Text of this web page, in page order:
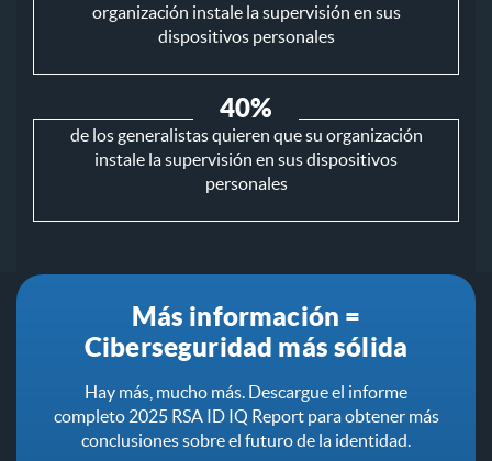
organización instale la supervisión en sus
dispositivos personales
40%
de los generalistas quieren que su organización
instale la supervisión en sus dispositivos
personales
Más información =
Ciberseguridad más sólida
Hay más, mucho más. Descargue el informe
completo 2025 RSA ID IQ Report para obtener más
conclusiones sobre el futuro de la identidad.